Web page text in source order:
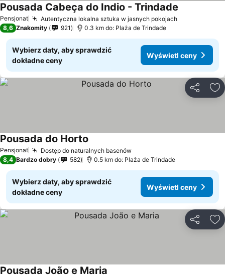
Pensjonat Autentyczna lokalna sztuka w jasnych pokojachWyświetl
Pousada Cabeça do Indio - Trindade
8,6 Znakomity 921 0.3 km do: Plaża de Trindade
Wybierz daty, aby sprawdzić
dokładne ceny
Wyświetl ceny
Pensjonat Dostęp do naturalnych basenówWyświetl ceny
Pousada do Horto
8,4 Bardzo dobry 582 0.5 km do: Plaża de Trindade
Wybierz daty, aby sprawdzić
dokładne ceny
Wyświetl ceny
Pousada João e Maria